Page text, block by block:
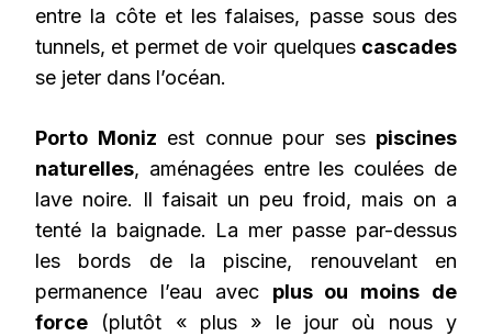
entre la côte et les falaises, passe sous des
tunnels, et permet de voir quelques cascades
se jeter dans l’océan.
Porto Moniz est connue pour ses piscines
naturelles, aménagées entre les coulées de
lave noire. Il faisait un peu froid, mais on a
tenté la baignade. La mer passe par-dessus
les bords de la piscine, renouvelant en
permanence l’eau avec plus ou moins de
force (plutôt « plus » le jour où nous y